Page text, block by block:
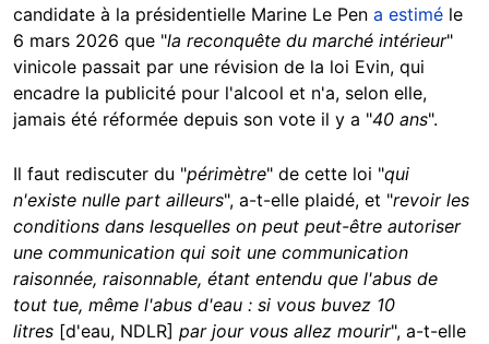
candidate à la présidentielle Marine Le Pen a estimé le
6 mars 2026 que "la reconquête du marché intérieur"
vinicole passait par une révision de la loi Evin, qui
encadre la publicité pour l'alcool et n'a, selon elle,
jamais été réformée depuis son vote il y a "40 ans".
Il faut rediscuter du "périmètre" de cette loi "qui
n'existe nulle part ailleurs", a-t-elle plaidé, et "revoir les
conditions dans lesquelles on peut peut-être autoriser
une communication qui soit une communication
raisonnée, raisonnable, étant entendu que l'abus de
tout tue, même l'abus d'eau : si vous buvez 10
litres [d'eau, NDLR] par jour vous allez mourir", a-t-elle